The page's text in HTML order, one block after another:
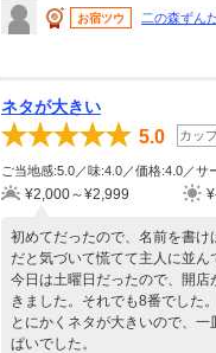
お宿ツウ 二の森ずん
ネタが大きい
5.0 カッ
ご当地感:5.0／味:4.0／価格:4.0／サ
¥2,000～¥2,999
初めてだったので、名前を書
だと気づいて慌てて主人に並ん
今日は土曜日だったので、開
きました。それでも8番でした
とにかくネタが大きいので、
ぱいでした。